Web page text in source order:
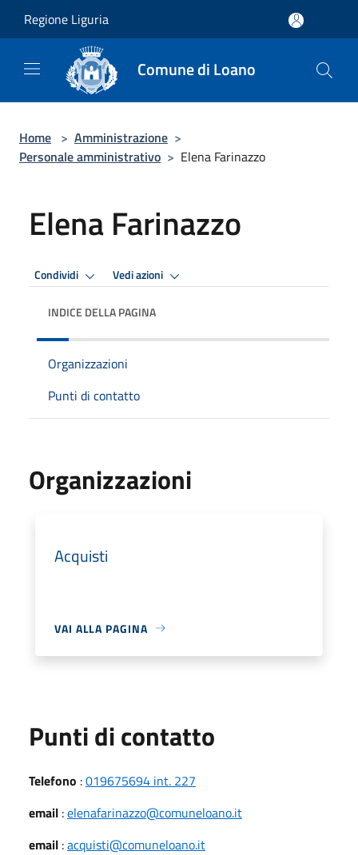
Regione Liguria
Comune di Loano
Home > Amministrazione >
Personale amministrativo > Elena Farinazzo
Elena Farinazzo
Condividi Vedi azioni
INDICE DELLA PAGINA
Organizzazioni
Punti di contatto
Organizzazioni
Acquisti
VAI ALLA PAGINA
Punti di contatto
Telefono :019675694 int. 227
email :elenafarinazzo@comuneloano.it
email :acquisti@comuneloano.it